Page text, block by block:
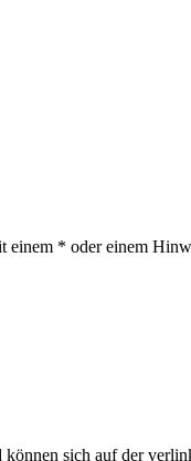
einem * oder einem
sich auf der